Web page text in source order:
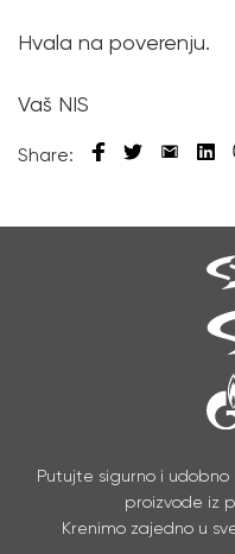
Hvala na poverenju.
Vaš NIS
Share:
Putujte sigurno i
proizvode iz
Krenimo zajedno u